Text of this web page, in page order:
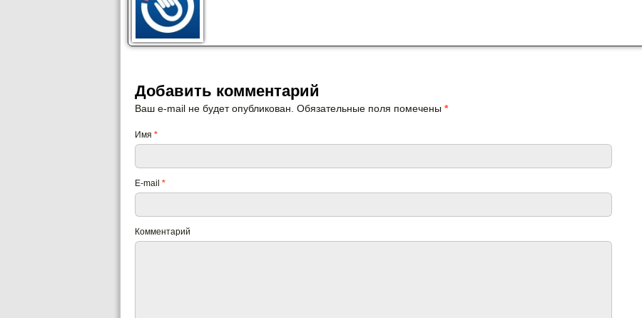
Добавить комментарий
Ваш e-mail не будет опубликован. Обязательные поля помечены *
Имя *
E-mail *
Комментарий